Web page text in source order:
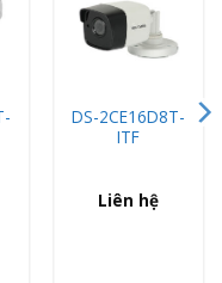
DS-2CE16D8T-
ITF
Liên hệ